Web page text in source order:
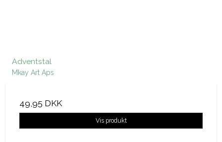
Adventstal
Mkay Art Aps
49,95 DKK
Vis produkt